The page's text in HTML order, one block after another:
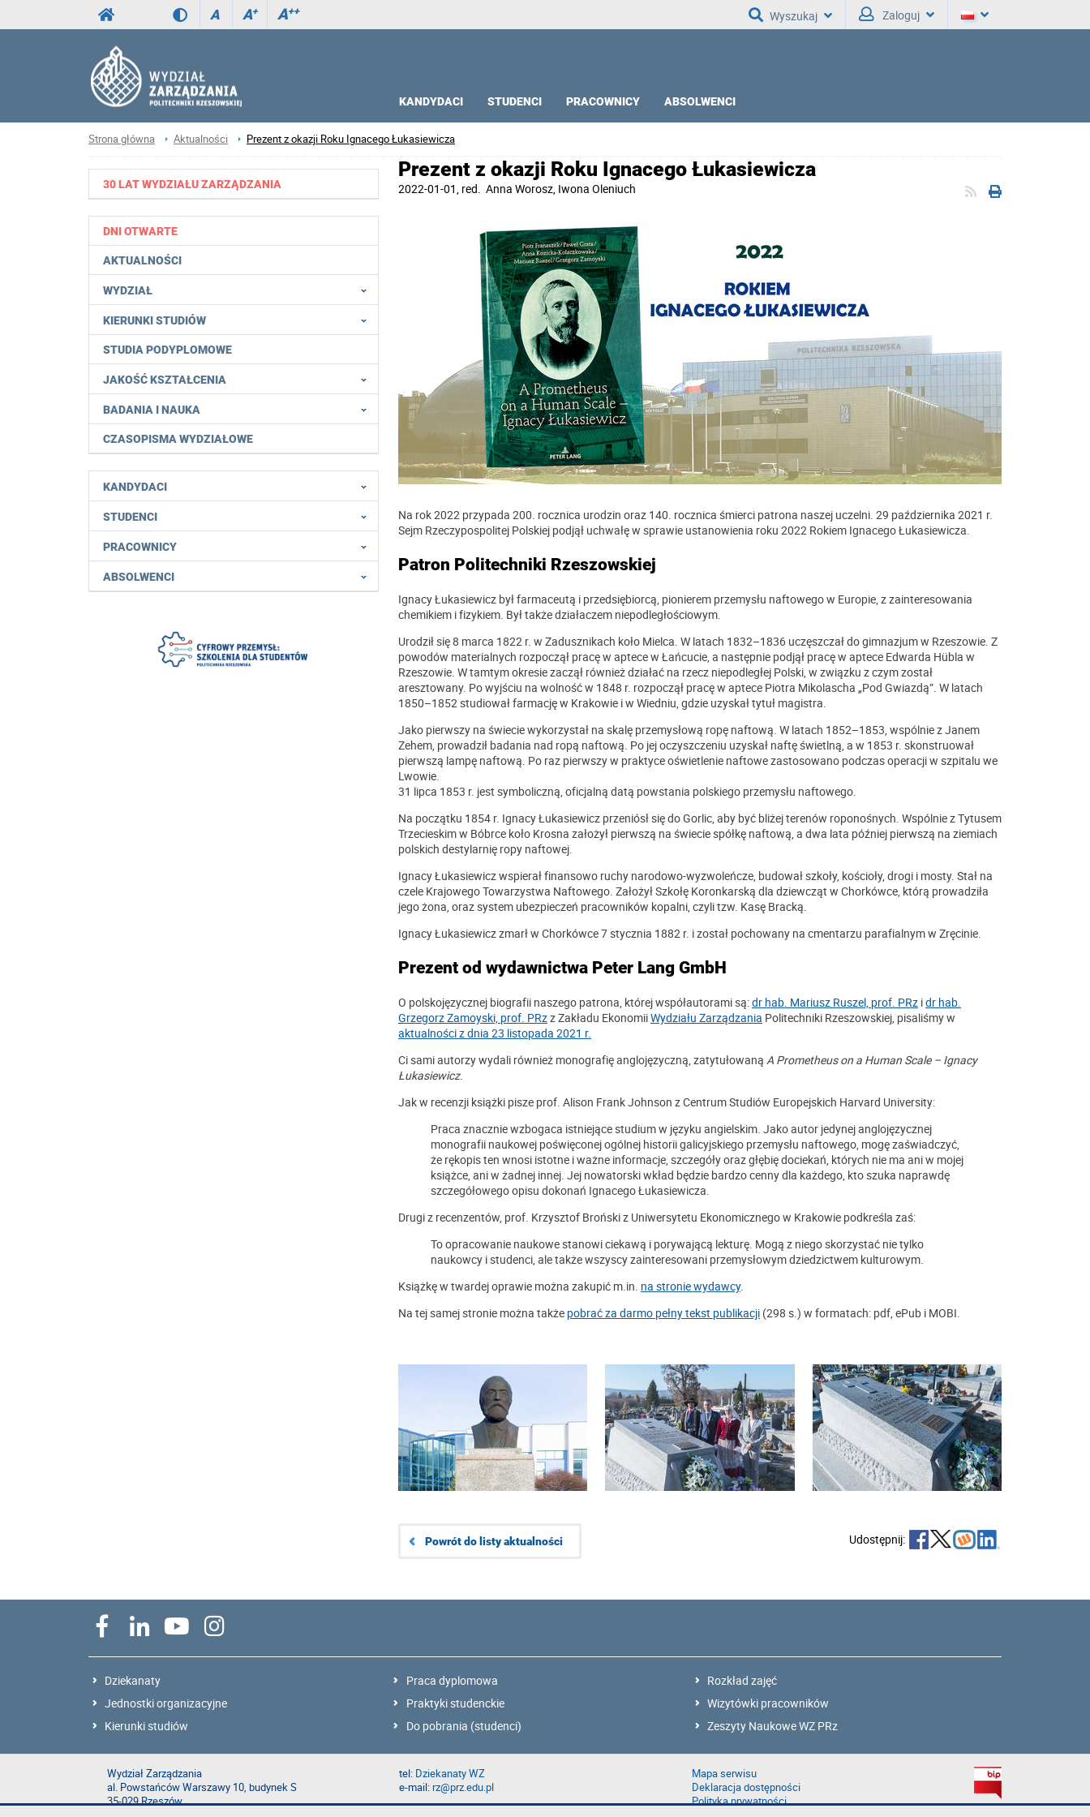
A A+ A++ Wyszukaj Zaloguj
KANDYDACI STUDENCI PRACOWNICY ABSOLWENCI
Strona główna Aktualności Prezent z okazji Roku Ignacego Łukasiewicza
30 LAT WYDZIAŁU ZARZĄDZANIA
DNI OTWARTE
AKTUALNOŚCI
WYDZIAŁ
KIERUNKI STUDIÓW
STUDIA PODYPLOMOWE
JAKOŚĆ KSZTAŁCENIA
BADANIA I NAUKA
CZASOPISMA WYDZIAŁOWE
KANDYDACI
STUDENCI
PRACOWNICY
ABSOLWENCI
Prezent z okazji Roku Ignacego Łukasiewicza
2022-01-01, red. Anna Worosz, Iwona Oleniuch
Na rok 2022 przypada 200. rocznica urodzin oraz 140. rocznica śmierci patrona naszej uczelni. 29 października 2021 r.
Sejm Rzeczypospolitej Polskiej podjął uchwałę w sprawie ustanowienia roku 2022 Rokiem Ignacego Łukasiewicza.
Patron Politechniki Rzeszowskiej
Ignacy Łukasiewicz był farmaceutą i przedsiębiorcą, pionierem przemysłu naftowego w Europie, z zainteresowania
chemikiem i fizykiem. Był także działaczem niepodległościowym.
Urodził się 8 marca 1822 r. w Zadusznikach koło Mielca. W latach 1832–1836 uczęszczał do gimnazjum w Rzeszowie. Z
powodów materialnych rozpoczął pracę w aptece w Łańcucie, a następnie podjął pracę w aptece Edwarda Hübla w
Rzeszowie. W tamtym okresie zaczął również działać na rzecz niepodległej Polski, w związku z czym został
aresztowany. Po wyjściu na wolność w 1848 r. rozpoczął pracę w aptece Piotra Mikolascha „Pod Gwiazdą”. W latach
1850–1852 studiował farmację w Krakowie i w Wiedniu, gdzie uzyskał tytuł magistra.
Jako pierwszy na świecie wykorzystał na skalę przemysłową ropę naftową. W latach 1852–1853, wspólnie z Janem
Zehem, prowadził badania nad ropą naftową. Po jej oczyszczeniu uzyskał naftę świetlną, a w 1853 r. skonstruował
pierwszą lampę naftową. Po raz pierwszy w praktyce oświetlenie naftowe zastosowano podczas operacji w szpitalu we
Lwowie.
31 lipca 1853 r. jest symboliczną, oficjalną datą powstania polskiego przemysłu naftowego.
Na początku 1854 r. Ignacy Łukasiewicz przeniósł się do Gorlic, aby być bliżej terenów roponośnych. Wspólnie z Tytusem
Trzecieskim w Bóbrce koło Krosna założył pierwszą na świecie spółkę naftową, a dwa lata później pierwszą na ziemiach
polskich destylarnię ropy naftowej.
Ignacy Łukasiewicz wspierał finansowo ruchy narodowo-wyzwoleńcze, budował szkoły, kościoły, drogi i mosty. Stał na
czele Krajowego Towarzystwa Naftowego. Założył Szkołę Koronkarską dla dziewcząt w Chorkówce, którą prowadziła
jego żona, oraz system ubezpieczeń pracowników kopalni, czyli tzw. Kasę Bracką.
Ignacy Łukasiewicz zmarł w Chorkówce 7 stycznia 1882 r. i został pochowany na cmentarzu parafialnym w Zręcinie.
Prezent od wydawnictwa Peter Lang GmbH
O polskojęzycznej biografii naszego patrona, której współautorami są:dr hab. Mariusz Ruszel, prof. PRz idr hab.
Grzegorz Zamoyski, prof. PRzz Zakładu EkonomiiWydziału Zarządzania Politechniki Rzeszowskiej, pisaliśmy w
aktualności z dnia 23 listopada 2021 r.
Ci sami autorzy wydali również monografię anglojęzyczną, zatytułowaną A Prometheus on a Human Scale – Ignacy
Łukasiewicz.
Jak w recenzji książki pisze prof. Alison Frank Johnson z Centrum Studiów Europejskich Harvard University:
Praca znacznie wzbogaca istniejące studium w języku angielskim. Jako autor jedynej anglojęzycznej
monografii naukowej poświęconej ogólnej historii galicyjskiego przemysłu naftowego, mogę zaświadczyć,
że rękopis ten wnosi istotne i ważne informacje, szczegóły oraz głębię dociekań, których nie ma ani w mojej
książce, ani w żadnej innej. Jej nowatorski wkład będzie bardzo cenny dla każdego, kto szuka naprawdę
szczegółowego opisu dokonań Ignacego Łukasiewicza.
Drugi z recenzentów, prof. Krzysztof Broński z Uniwersytetu Ekonomicznego w Krakowie podkreśla zaś:
To opracowanie naukowe stanowi ciekawą i porywającą lekturę. Mogą z niego skorzystać nie tylko
naukowcy i studenci, ale także wszyscy zainteresowani przemysłowym dziedzictwem kulturowym.
Książkę w twardej oprawie można zakupić m.in. na stronie wydawcy.
Na tej samej stronie można także pobrać za darmo pełny tekst publikacji (298 s.) w formatach: pdf, ePub i MOBI.
Udostępnij:
Powrót do listy aktualności
Dziekanaty
Jednostki organizacyjne
Kierunki studiów
Praca dyplomowa
Praktyki studenckie
Do pobrania (studenci)
Rozkład zajęć
Wizytówki pracowników
Zeszyty Naukowe WZ PRz
Wydział Zarządzania
al. Powstańców Warszawy 10, budynek S
35-029 Rzeszów
tel: Dziekanaty WZ
e-mail:rz@prz.edu.pl
Mapa serwisu
Deklaracja dostępności
Polityka prywatności